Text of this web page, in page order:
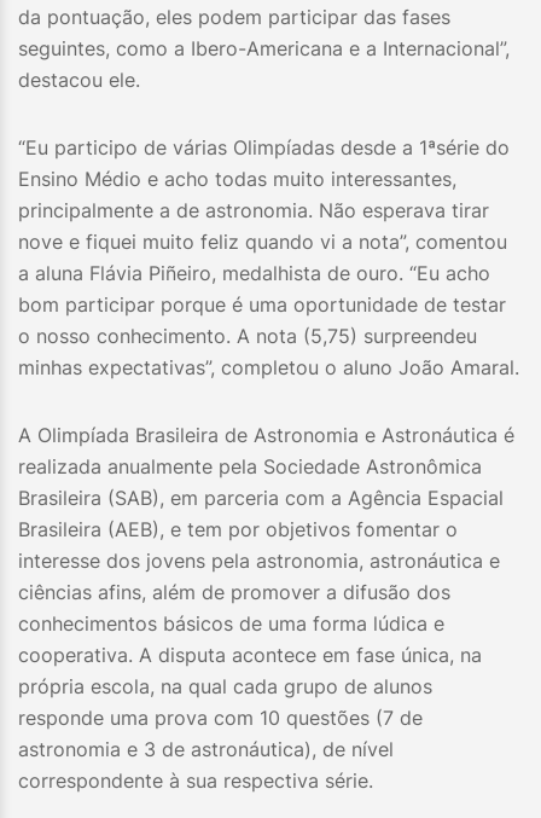
da pontuação, eles podem participar das fases
seguintes, como a Ibero-Americana e a Internacional”,
destacou ele.
“Eu participo de várias Olimpíadas desde a 1ªsérie do
Ensino Médio e acho todas muito interessantes,
principalmente a de astronomia. Não esperava tirar
nove e fiquei muito feliz quando vi a nota”, comentou
a aluna Flávia Piñeiro, medalhista de ouro. “Eu acho
bom participar porque é uma oportunidade de testar
o nosso conhecimento. A nota (5,75) surpreendeu
minhas expectativas”, completou o aluno João Amaral.
A Olimpíada Brasileira de Astronomia e Astronáutica é
realizada anualmente pela Sociedade Astronômica
Brasileira (SAB), em parceria com a Agência Espacial
Brasileira (AEB), e tem por objetivos fomentar o
interesse dos jovens pela astronomia, astronáutica e
ciências afins, além de promover a difusão dos
conhecimentos básicos de uma forma lúdica e
cooperativa. A disputa acontece em fase única, na
própria escola, na qual cada grupo de alunos
responde uma prova com 10 questões (7 de
astronomia e 3 de astronáutica), de nível
correspondente à sua respectiva série.